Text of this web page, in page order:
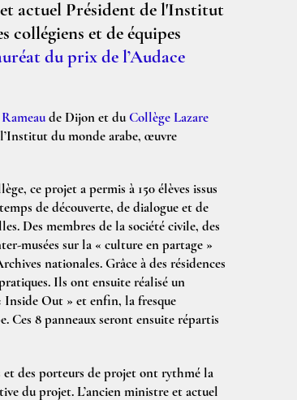
actuel Président de l'Institut
collégiens et de équipes
du prix de l’Audace
de Dijon et duCollège Lazare
du monde arabe, œuvre
ce projet a permis à 150 élèves issus
de découverte, de dialogue et de
Des membres de la société civile, des
musées sur la « culture en partage »
nationales. Grâce à des résidences
Ils ont ensuite réalisé un
Out » et enfin, la fresque
Ces 8 panneaux seront ensuite répartis
et des porteurs de projet ont rythmé la
du projet. L’ancien ministre et actuel